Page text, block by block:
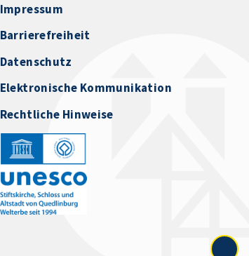
Impressum
Barrierefreiheit
Datenschutz
Elektronische Kommunikation
Rechtliche Hinweise